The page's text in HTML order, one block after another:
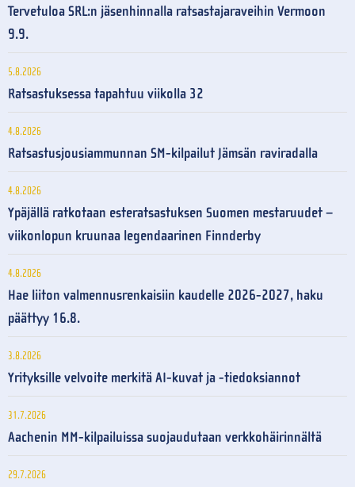
Tervetuloa SRL:n jäsenhinnalla ratsastajaraveihin Vermoon
9.9.
5.8.2026
Ratsastuksessa tapahtuu viikolla 32
4.8.2026
Ratsastusjousiammunnan SM-kilpailut Jämsän raviradalla
4.8.2026
Ypäjällä ratkotaan esteratsastuksen Suomen mestaruudet –
viikonlopun kruunaa legendaarinen Finnderby
4.8.2026
Hae liiton valmennusrenkaisiin kaudelle 2026-2027, haku
päättyy 16.8.
3.8.2026
Yrityksille velvoite merkitä AI-kuvat ja -tiedoksiannot
31.7.2026
Aachenin MM-kilpailuissa suojaudutaan verkkohäirinnältä
29.7.2026